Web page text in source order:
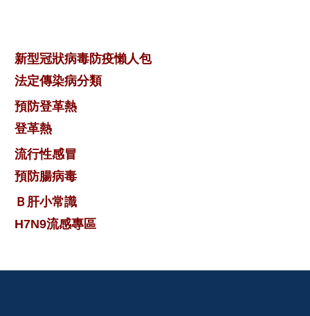
新型冠狀病毒防疫懶人包
法定傳染病分類
預防登革熱
登革熱
流行性感冒
預防腸病毒
Ｂ肝小常識
H7N9流感專區